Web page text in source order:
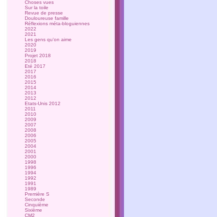
Choses vues
Sur la toile
Revue de presse
Douloureuse famille
Réflexions méta-bloguiennes
2022
2021
Les gens qu'on aime
2020
2019
Projet 2018
2018
Eté 2017
2017
2016
2015
2014
2013
2012
Etats-Unis 2012
2011
2010
2009
2007
2008
2006
2005
2004
2001
2000
1998
1996
1994
1992
1991
1989
Première S
Seconde
Cinquième
Sixième
CM2